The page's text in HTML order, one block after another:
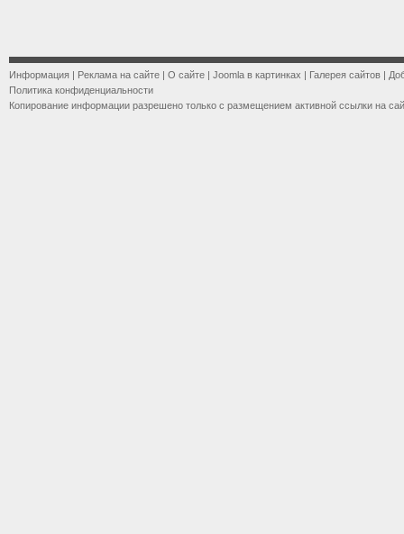
Информация | Реклама на сайте | О сайте | Joomla в картинках | Галерея сайтов |
Политика конфиденциальности
Копирование информации разрешено только с размещением активной ссылки на